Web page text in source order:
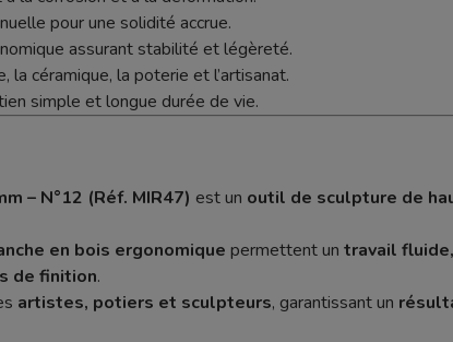
pour une solidité accrue.
assurant stabilité et légèreté.
la céramique, la poterie et l’artisanat.
simple et longue durée de vie.
– N°12 (Réf. MIR47) est un outil de sculpture de
en bois ergonomique permettent un travail
de finition.
artistes, potiers et sculpteurs, garantissant un